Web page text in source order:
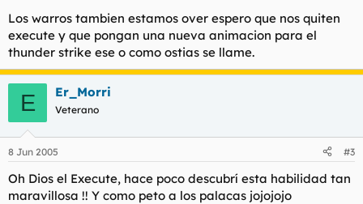
Los warros tambien estamos over espero que nos quiten
execute y que pongan una nueva animacion para el
thunder strike ese o como ostias se llame.
E Er_Morri
Veterano
8 Jun 2005 #3
Oh Dios el Execute, hace poco descubrí esta habilidad tan
maravillosa !! Y como peto a los palacas jojojojo